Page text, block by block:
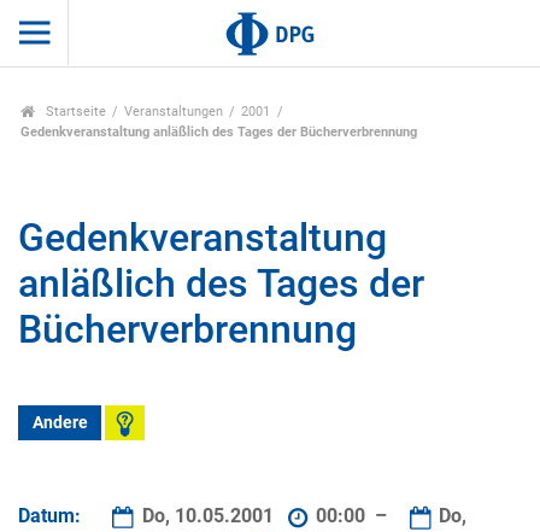
Startseite Veranstaltungen
2001
Gedenkveranstaltung anläßlich des Tages der Bücherverbrennung
Gedenkveranstaltung
anläßlich des Tages der
Bücherverbrennung
Andere
Datum: Do, 10.05.2001 00:00 –
Do,